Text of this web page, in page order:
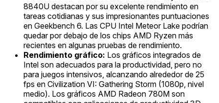
8840U destacan por su excelente rendimiento en
tareas cotidianas y sus impresionantes puntuaciones
en Geekbench 6. Las CPU Intel Meteor Lake podrían
quedar por debajo de los chips AMD Ryzen más
recientes en algunas pruebas de rendimiento.
Rendimiento gráfico: Los gráficos integrados de
Intel son adecuados para la productividad, pero no
para juegos intensivos, alcanzando alrededor de 25
fps en Civilization VI: Gathering Storm (1080p, nivel
medio). Los gráficos AMD Radeon 780M son